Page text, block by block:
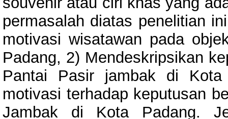
permasalah diatas penelitian
motivasi wisatawan pada
Padang, 2) Mendeskripsikan
Pantai Pasir jambak di Kota
motivasi terhadap keputusan
Jambak di Kota Padang.